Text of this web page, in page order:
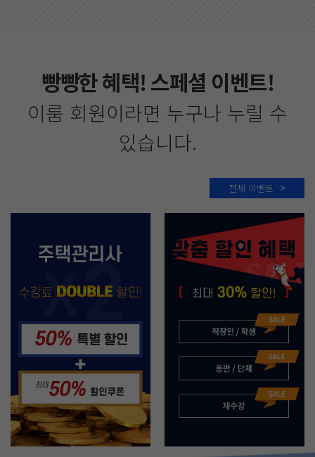
빵빵한 혜택! 스페셜 이벤트!
이룸 회원이라면 누구나 누릴 수
있습니다.
전체 이벤트 >